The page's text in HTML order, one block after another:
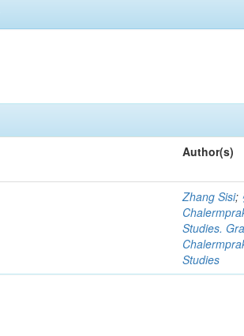
Author(s)
Zhang Sisi;
Studies.
Studies